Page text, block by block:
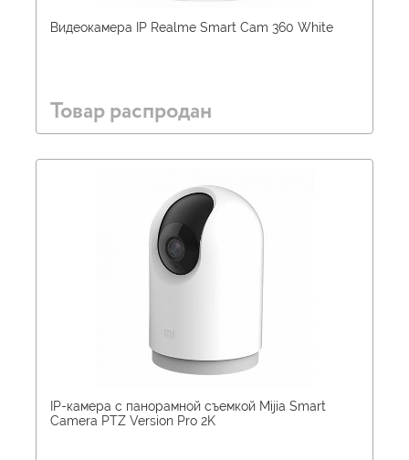
Видеокамера IP Realme Smart Cam 360 White
Товар распродан
IP-камера с панорамной съемкой Mijia Smart
Camera PTZ Version Pro 2K